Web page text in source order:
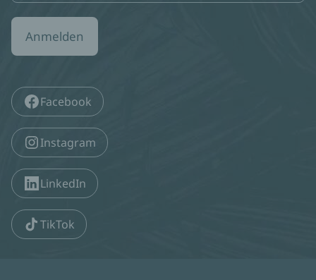
Anmelden
Facebook
Instagram
LinkedIn
TikTok